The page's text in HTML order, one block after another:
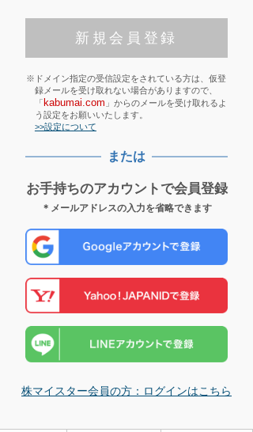
※ドメイン指定の受信設定をされている方は、仮登
録メールを受け取れない場合がありますので、
「 kabumai.com 」からのメールを受け取れるよ
う設定をお願いいたします。
>>設定について
または
お手持ちのアカウントで会員登録
＊メールアドレスの入力を省略できます
株マイスター会員の方：ログインはこちら